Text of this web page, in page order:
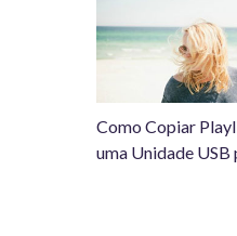
Como Copiar
uma Unidade